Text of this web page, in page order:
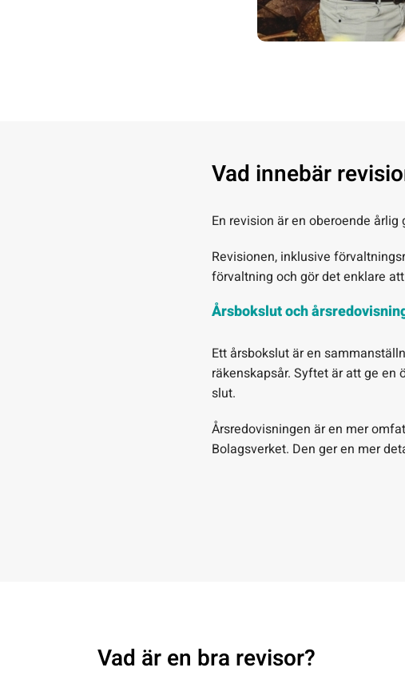
Vad innebär
En revision är en oberoende
Revisionen, inklusive
förvaltning och gör det enklare
Årsbokslut och
Ett årsbokslut är en
räkenskapsår. Syftet är att ge
slut.
Årsredovisningen är en mer
Bolagsverket. Den ger en mer
Vad är en bra revisor?